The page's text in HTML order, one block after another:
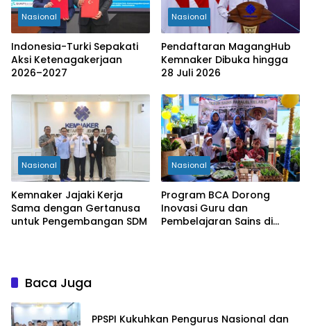
Nasional
Indonesia-Turki Sepakati
Aksi Ketenagakerjaan
2026–2027
Nasional
Pendaftaran MagangHub
Kemnaker Dibuka hingga
28 Juli 2026
Nasional
Kemnaker Jajaki Kerja
Sama dengan Gertanusa
untuk Pengembangan SDM
Nasional
Program BCA Dorong
Inovasi Guru dan
Pembelajaran Sains di
Baca Juga
PPSPI Kukuhkan Pengurus Nasional dan